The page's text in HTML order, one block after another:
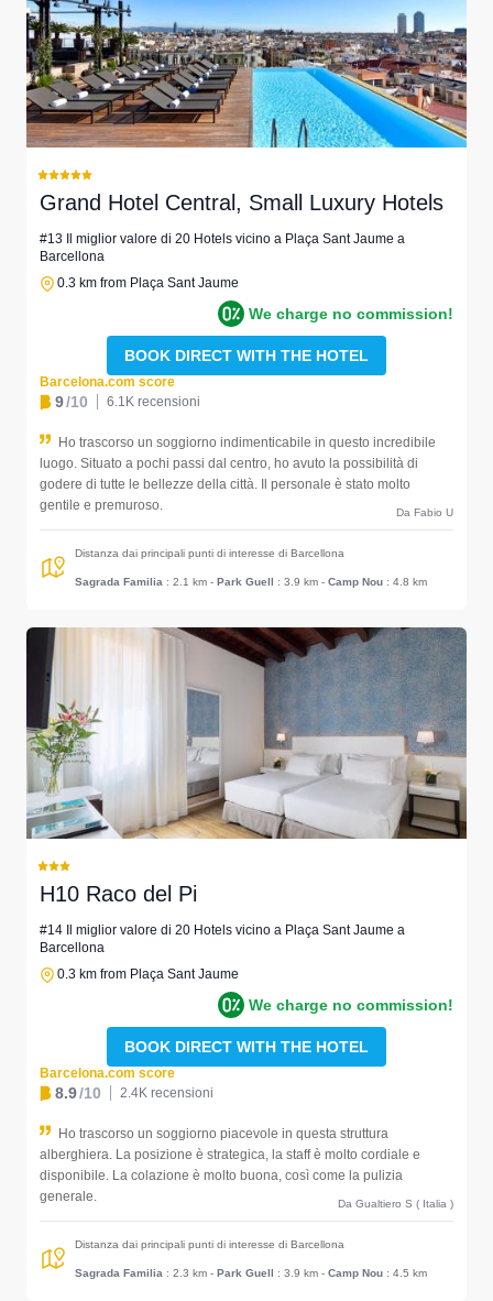
Grand Hotel Central, Small Luxury Hotels
#13 Il miglior valore di 20 Hotels vicino a Plaça Sant Jaume a
Barcellona
0.3 km from Plaça Sant Jaume
We charge no commission!
BOOK DIRECT WITH THE HOTEL
Barcelona.com score
9/10 6.1K recensioni
Ho trascorso un soggiorno indimenticabile in questo incredibile
luogo. Situato a pochi passi dal centro, ho avuto la possibilità di
godere di tutte le bellezze della città. Il personale è stato molto
gentile e premuroso.
Da Fabio U
Distanza dai principali punti di interesse di Barcellona
Sagrada Familia : 2.1 km - Park Guell : 3.9 km - Camp Nou : 4.8 km
H10 Raco del Pi
#14 Il miglior valore di 20 Hotels vicino a Plaça Sant Jaume a
Barcellona
0.3 km from Plaça Sant Jaume
We charge no commission!
BOOK DIRECT WITH THE HOTEL
Barcelona.com score
8.9/10 2.4K recensioni
Ho trascorso un soggiorno piacevole in questa struttura
alberghiera. La posizione è strategica, la staff è molto cordiale e
disponibile. La colazione è molto buona, così come la pulizia
generale.
Da Gualtiero S ( Italia )
Distanza dai principali punti di interesse di Barcellona
Sagrada Familia : 2.3 km - Park Guell : 3.9 km - Camp Nou : 4.5 km